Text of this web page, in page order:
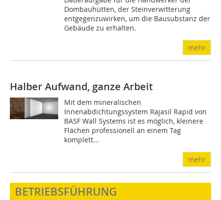
Dombauhütten, der Steinverwitterung
entgegenzuwirken, um die Bausubstanz der
Gebäude zu erhalten.
mehr
Halber Aufwand, ganze Arbeit
Mit dem mineralischen
Innenabdichtungssystem Rajasil Rapid von
BASF Wall Systems ist es möglich, kleinere
Flächen professionell an einem Tag
komplett...
mehr
BETRIEBSFÜHRUNG